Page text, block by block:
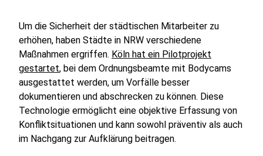
Um die Sicherheit der städtischen Mitarbeiter zu
erhöhen, haben Städte in NRW verschiedene
Maßnahmen ergriffen. Köln hat ein Pilotprojekt
gestartet, bei dem Ordnungsbeamte mit Bodycams
ausgestattet werden, um Vorfälle besser
dokumentieren und abschrecken zu können. Diese
Technologie ermöglicht eine objektive Erfassung von
Konfliktsituationen und kann sowohl präventiv als auch
im Nachgang zur Aufklärung beitragen.